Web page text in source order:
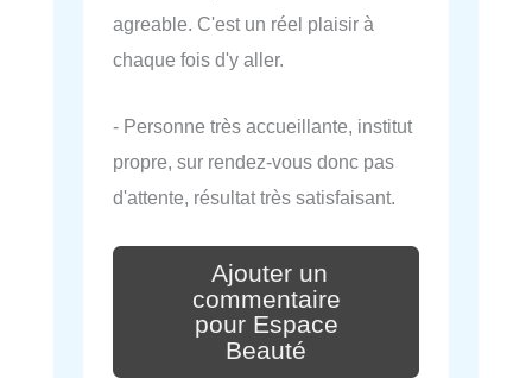
agreable. C'est un réel plaisir à
chaque fois d'y aller.
- Personne très accueillante, institut
propre, sur rendez-vous donc pas
d'attente, résultat très satisfaisant.
Ajouter un
commentaire
pour Espace
Beauté